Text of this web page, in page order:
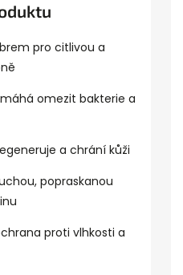
pro citlivou a
omezit bakterie a
a chrání kůži
popraskanou
proti vlhkosti a